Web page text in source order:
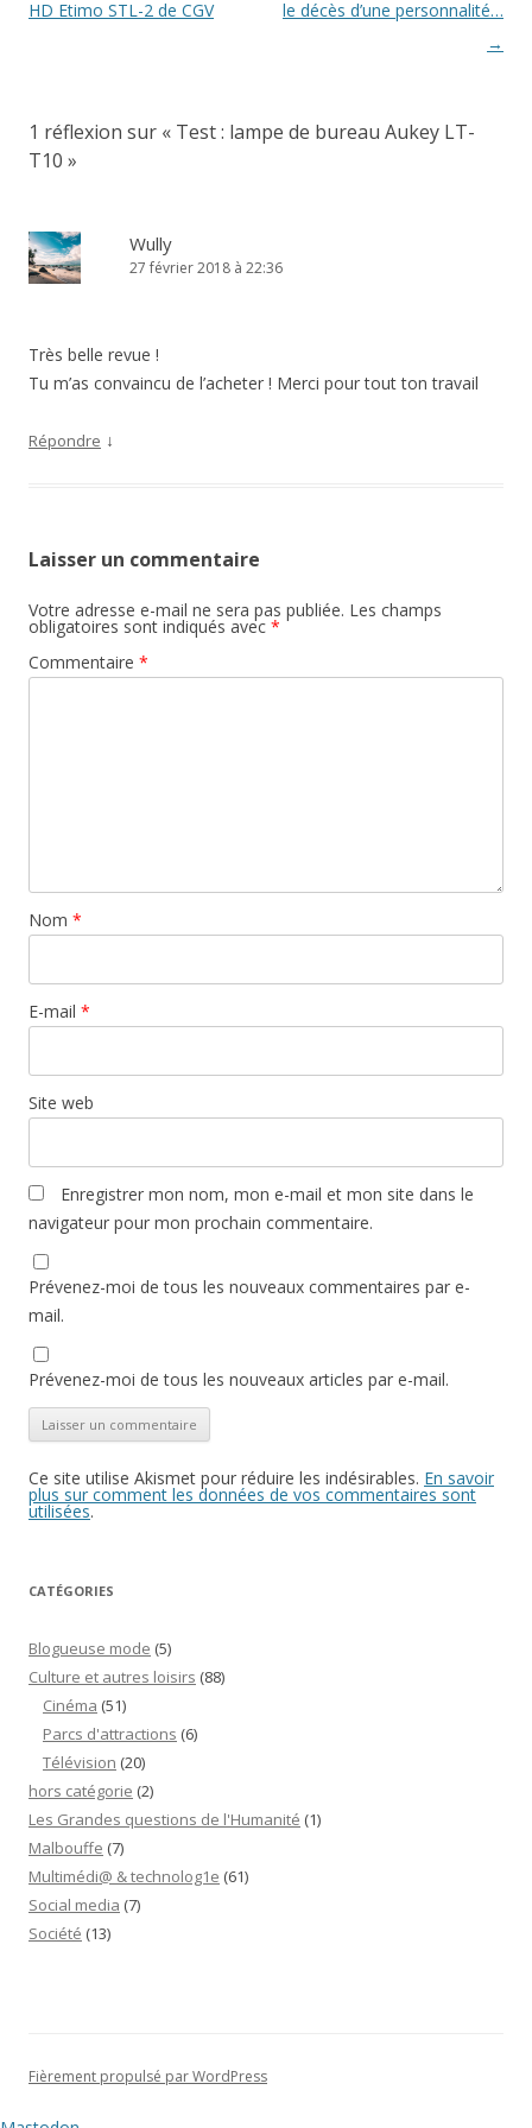
des
HD Etimo STL-2 de CGV
le décès d’une personnalité…
→
1 réflexion sur « Test : lampe de bureau Aukey LT-
T10 »
Wully
27 février 2018 à 22:36
Très belle revue !
Tu m’as convaincu de l’acheter ! Merci pour tout ton travail
Répondre ↓
Laisser un commentaire
Votre adresse e-mail ne sera pas publiée. Les champs
obligatoires sont indiqués avec *
Commentaire *
Nom *
E-mail *
Site web
Enregistrer mon nom, mon e-mail et mon site dans le
navigateur pour mon prochain commentaire.
Prévenez-moi de tous les nouveaux commentaires par e-
mail.
Prévenez-moi de tous les nouveaux articles par e-mail.
Ce site utilise Akismet pour réduire les indésirables. En savoir
plus sur comment les données de vos commentaires sont
utilisées.
CATÉGORIES
Blogueuse mode (5)
Culture et autres loisirs (88)
Cinéma (51)
Parcs d'attractions (6)
Télévision (20)
hors catégorie (2)
Les Grandes questions de l'Humanité (1)
Malbouffe (7)
Multimédi@ & technolog1e (61)
Social media (7)
Société (13)
Fièrement propulsé par WordPress